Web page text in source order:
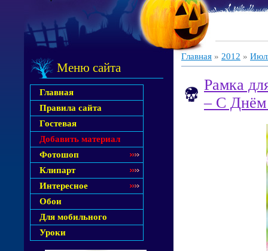
Меню сайта
Главная
Правила сайта
Гостевая
Добавить материал
Фотошоп
Клипарт
Интересное
Обои
Для мобильного
Уроки
Главная » 2012 »
Рамка
– С Днём